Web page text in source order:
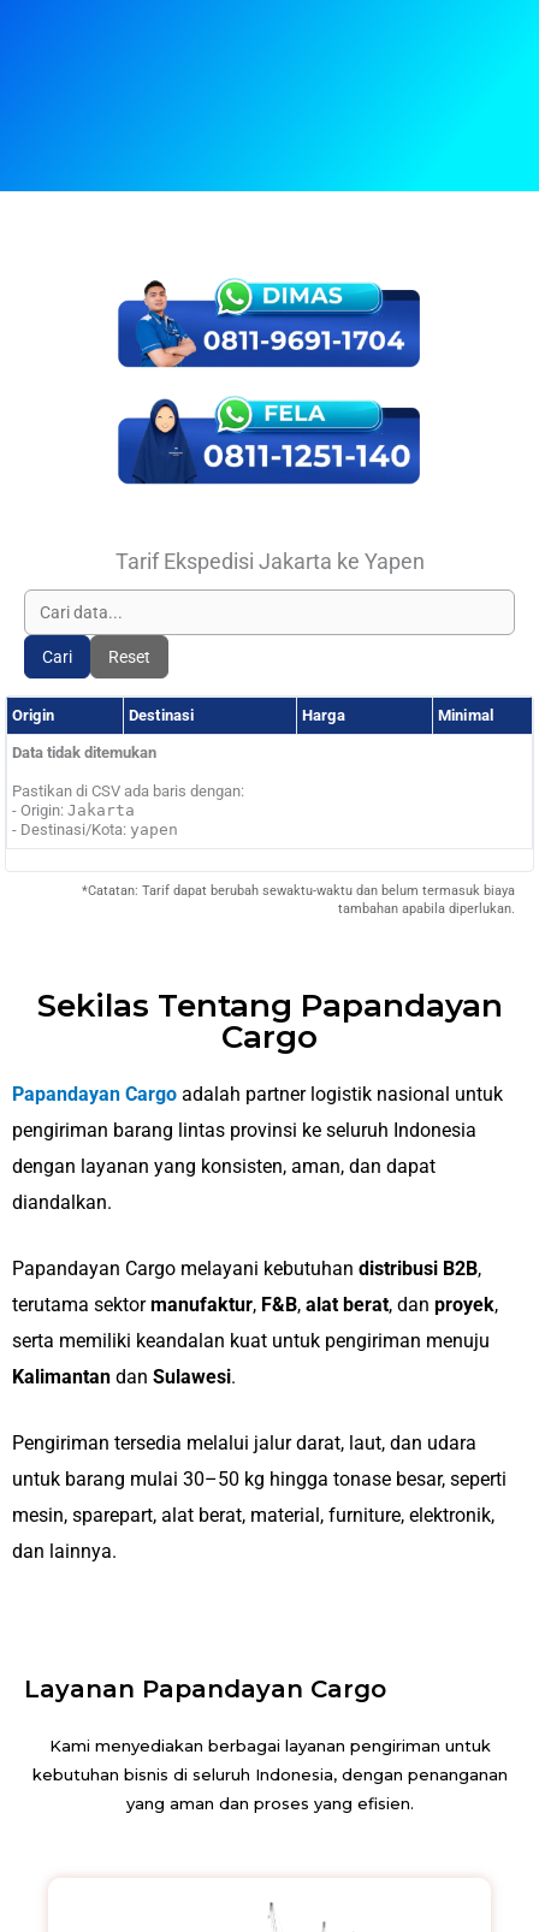
Tarif Ekspedisi Jakarta ke Yapen
Cari Reset
Origin Destinasi Harga Minimal
Data tidak ditemukan
Pastikan di CSV ada baris dengan:
- Origin: Jakarta
- Destinasi/Kota: yapen
*Catatan: Tarif dapat berubah sewaktu-waktu dan belum termasuk biaya
tambahan apabila diperlukan.
Sekilas Tentang Papandayan
Cargo
Papandayan Cargo adalah partner logistik nasional untuk
pengiriman barang lintas provinsi ke seluruh Indonesia
dengan layanan yang konsisten, aman, dan dapat
diandalkan.
Papandayan Cargo melayani kebutuhan distribusi B2B,
terutama sektormanufaktur, F&B, alat berat, dan proyek,
serta memiliki keandalan kuat untuk pengiriman menuju
Kalimantan dan Sulawesi.
Pengiriman tersedia melalui jalur darat, laut, dan udara
untuk barang mulai 30–50 kg hingga tonase besar, seperti
mesin, sparepart, alat berat, material, furniture, elektronik,
dan lainnya.
Layanan Papandayan Cargo
Kami menyediakan berbagai layanan pengiriman untuk
kebutuhan bisnis di seluruh Indonesia, dengan penanganan
yang aman dan proses yang efisien.